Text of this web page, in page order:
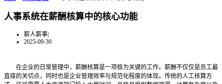
人事系统在薪酬核算中的核心功能
薪人薪事|
2025-09-30
在企业的日常管理中，薪酬核算是一项极为关键的工作。薪酬不仅仅是员工最
直接的关切点，同时也是企业管理效率与规范化程度的体现。传统的人工核算方